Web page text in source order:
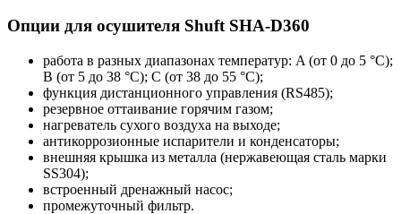
Опции для осушителя Shuft SHA-D360
работа в разных диапазонах температур: A (от 0 до 5 °C);
В (от 5 до 38 °C); С (от 38 до 55 °C);
функция дистанционного управления (RS485);
резервное оттаивание горячим газом;
нагреватель сухого воздуха на выходе;
антикоррозионные испарители и конденсаторы;
внешняя крышка из металла (нержавеющая сталь марки
SS304);
встроенный дренажный насос;
промежуточный фильтр.